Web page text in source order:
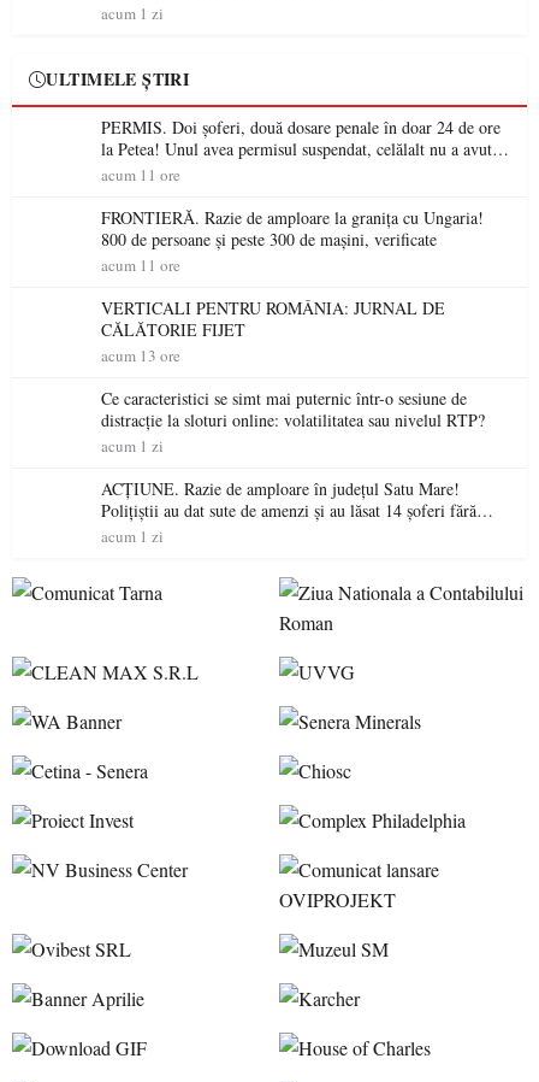
acum 1 zi
ULTIMELE ȘTIRI
PERMIS. Doi șoferi, două dosare penale în doar 24 de ore
la Petea! Unul avea permisul suspendat, celălalt nu a avut
niciodată permis
acum 11 ore
FRONTIERĂ. Razie de amploare la granița cu Ungaria!
800 de persoane și peste 300 de mașini, verificate
acum 11 ore
VERTICALI PENTRU ROMÂNIA: JURNAL DE
CĂLĂTORIE FIJET
acum 13 ore
Ce caracteristici se simt mai puternic într-o sesiune de
distracție la sloturi online: volatilitatea sau nivelul RTP?
acum 1 zi
ACȚIUNE. Razie de amploare în județul Satu Mare!
Polițiștii au dat sute de amenzi și au lăsat 14 șoferi fără
permis într-o singură zi
acum 1 zi